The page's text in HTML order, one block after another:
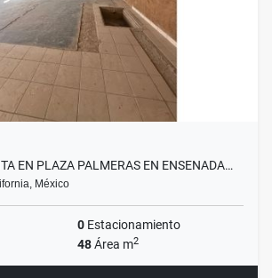
EN PLAZA PALMERAS EN ENSENADA…
México
0 Estacionamiento
48Área m2